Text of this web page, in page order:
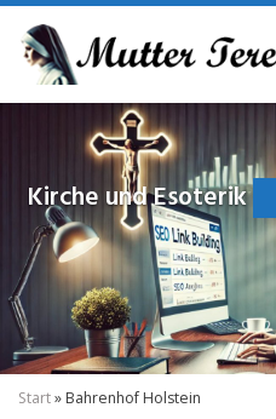
Skip
main
Kirche und Esoterik
Start» Bahrenhof Holstein